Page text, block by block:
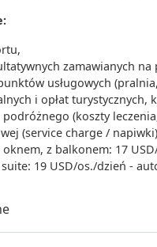
19.07.2027
10:00-
zamawianych na
usługowych
i opłat turystycznych,
(koszty
(service charge /
z balkonem: 17
19 USD/os./dzień -